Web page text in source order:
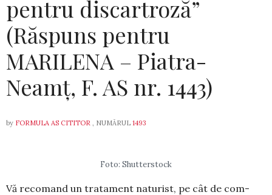
pentru discartroză”
(Răspuns pentru
MARILENA – Piatra-
Neamț, F. AS nr. 1443)
by FORMULA AS CITITOR , NUMĂRUL 1493
Foto: Shutterstock
Vă recomand un tratament naturist, pe cât de com­